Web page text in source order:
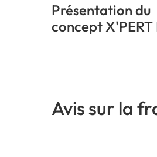
Présentation du
concept X'PERT
Avis sur la